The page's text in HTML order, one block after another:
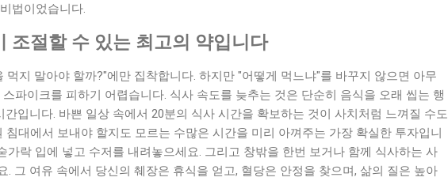
법이었습니다.
조절할 수 있는 최고의 약입니다
먹지 말아야 할까?"에만 집착합니다. 하지만 "어떻게 먹느냐"를 바꾸지 않으면 아무
파이크를 피하기 어렵습니다. 식사 속도를 늦추는 것은 단순히 음식을 오래 씹는 행
입니다. 바쁜 일상 속에서 20분의 식사 시간을 확보하는 것이 사치처럼 느껴질 수도
침대에서 보내야 할지도 모르는 수많은 시간을 미리 아껴주는 가장 확실한 투자입니
가락 입에 넣고 수저를 내려놓으세요. 그리고 창밖을 한번 보거나 함께 식사하는 사
. 그 여유 속에서 당신의 췌장은 휴식을 얻고, 혈당은 안정을 찾으며, 삶의 질은 높아